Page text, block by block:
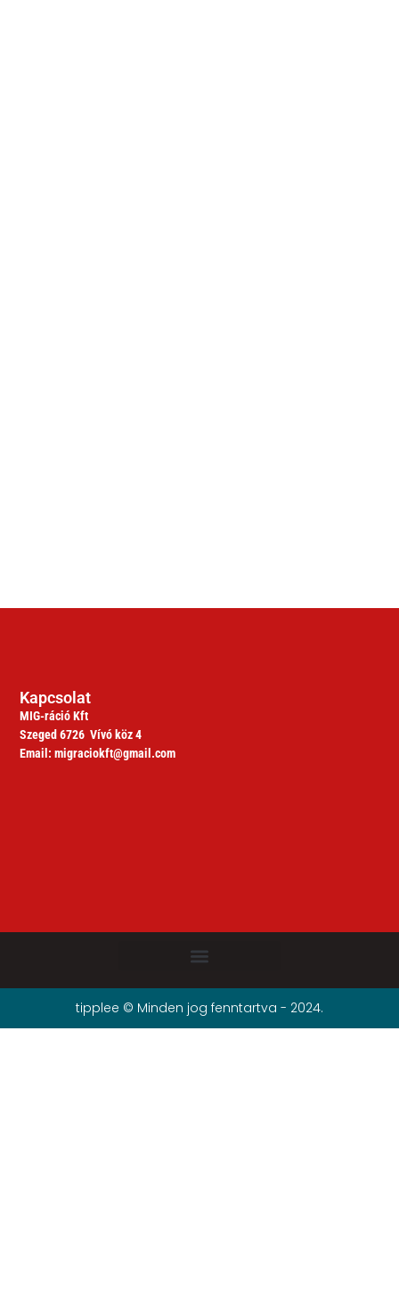
Kapcsolat
MIG-ráció Kft
Szeged 6726 Vívó köz 4
Email: migraciokft@gmail.com
tipplee © Minden jog fenntartva - 2024.